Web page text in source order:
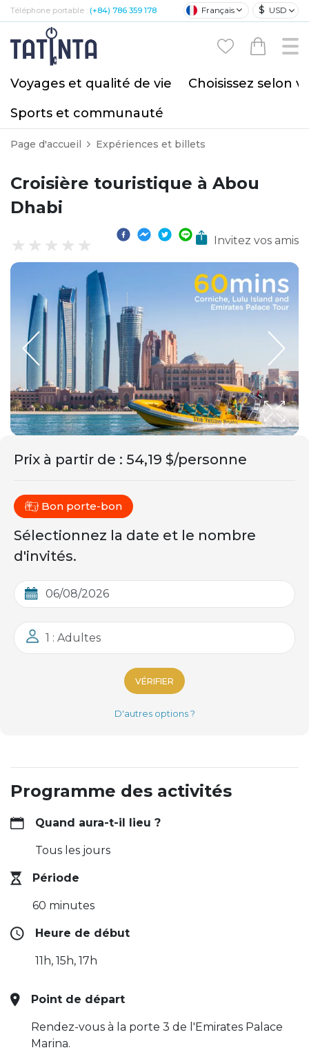
Téléphone portable : (+84) 786 359 178 Français $ USD
Voyages et qualité de vie
Choisissez selon
Sports et communauté
Page d'accueil Expériences et billets
Croisière touristique à Abou
Dhabi
Invitez vos amis
Prix ​​à partir de : 54,19 $/personne
Bon porte-bon
Sélectionnez la date et le nombre
d'invités.
1 : Adultes
VÉRIFIER
D'autres options ?
Programme des activités
Quand aura-t-il lieu ?
Tous les jours
Période
60 minutes
Heure de début
11h, 15h, 17h
Point de départ
Rendez-vous à la porte 3 de l'Emirates Palace
Marina.